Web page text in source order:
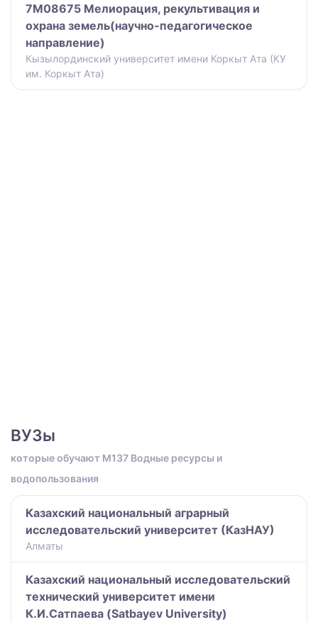
7M08675 Мелиорация, рекультивация и
охрана земель(научно-педагогическое
направление)
Кызылординский университет имени Коркыт Ата (КУ
им. Коркыт Ата)
ВУЗы
которые обучают M137 Водные ресурсы и
водопользования
Казахский национальный аграрный
исследовательский университет (КазНАУ)
Алматы
Казахский национальный исследовательский
технический университет имени
К.И.Сатпаева (Satbayev University)